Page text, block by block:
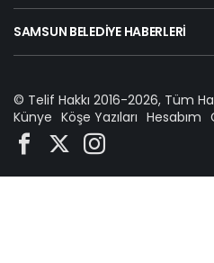
SAMSUN BELEDIYE HABERLERI
© Telif Hakkı 2016-2026, Tüm
Künye Köşe Yazıları Hesabım